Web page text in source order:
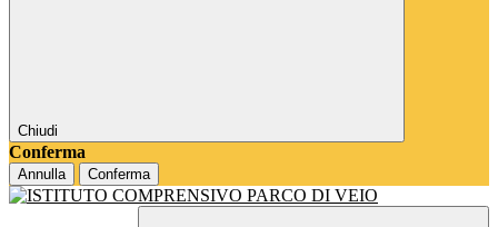
Chiudi
Conferma
Annulla Conferma